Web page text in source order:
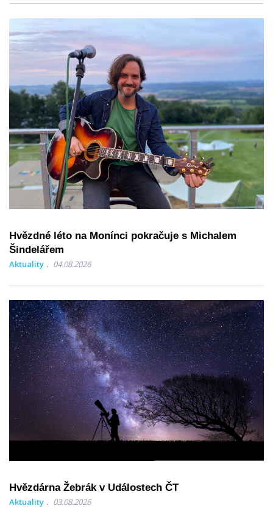
Hvězdné léto na Monínci pokračuje s Michalem
Šindelářem
Aktuality 04.08.2026
Hvězdárna Žebrák v Událostech ČT
Aktuality 03.08.2026